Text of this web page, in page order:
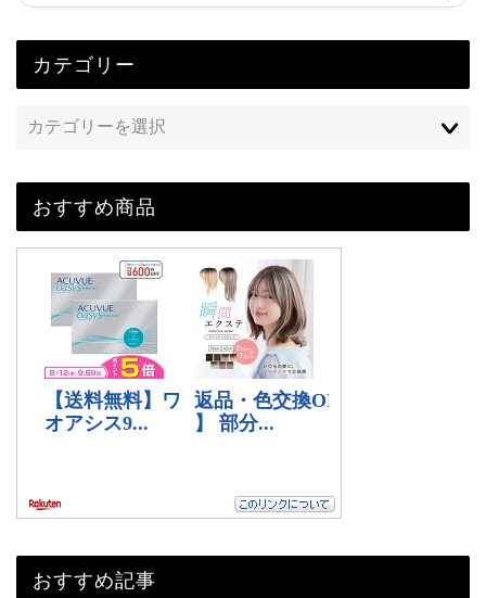
カテゴリー
おすすめ商品
おすすめ記事